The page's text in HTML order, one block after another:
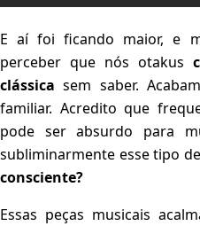
E aí foi ficando maior, e
perceber que nós otakus
clássica sem saber.
familiar. Acredito que
pode ser absurdo para
subliminarmente esse tipo
consciente?
Essas peças musicais